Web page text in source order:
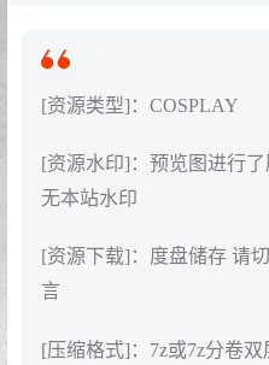
[资源类型]：COSPLAY
[资源水印]：预览图进行了
无本站水印
[资源下载]：度盘储存 请
言
[压缩格式]：7z或7z分卷